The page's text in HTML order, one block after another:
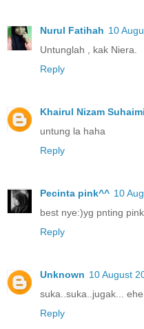
Nurul Fatihah 10
Untunglah , kak Niera.
Reply
Khairul Nizam
untung la haha
Reply
Pecinta pink^^ 10
best nye:)yg pnting
Reply
Unknown 10 August
suka..suka..jugak...
Reply